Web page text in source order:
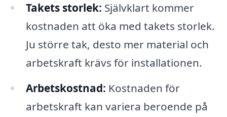
Takets storlek: Självklart kommer
kostnaden att öka med takets storlek.
Ju större tak, desto mer material och
arbetskraft krävs för installationen.
Arbetskostnad: Kostnaden för
arbetskraft kan variera beroende på